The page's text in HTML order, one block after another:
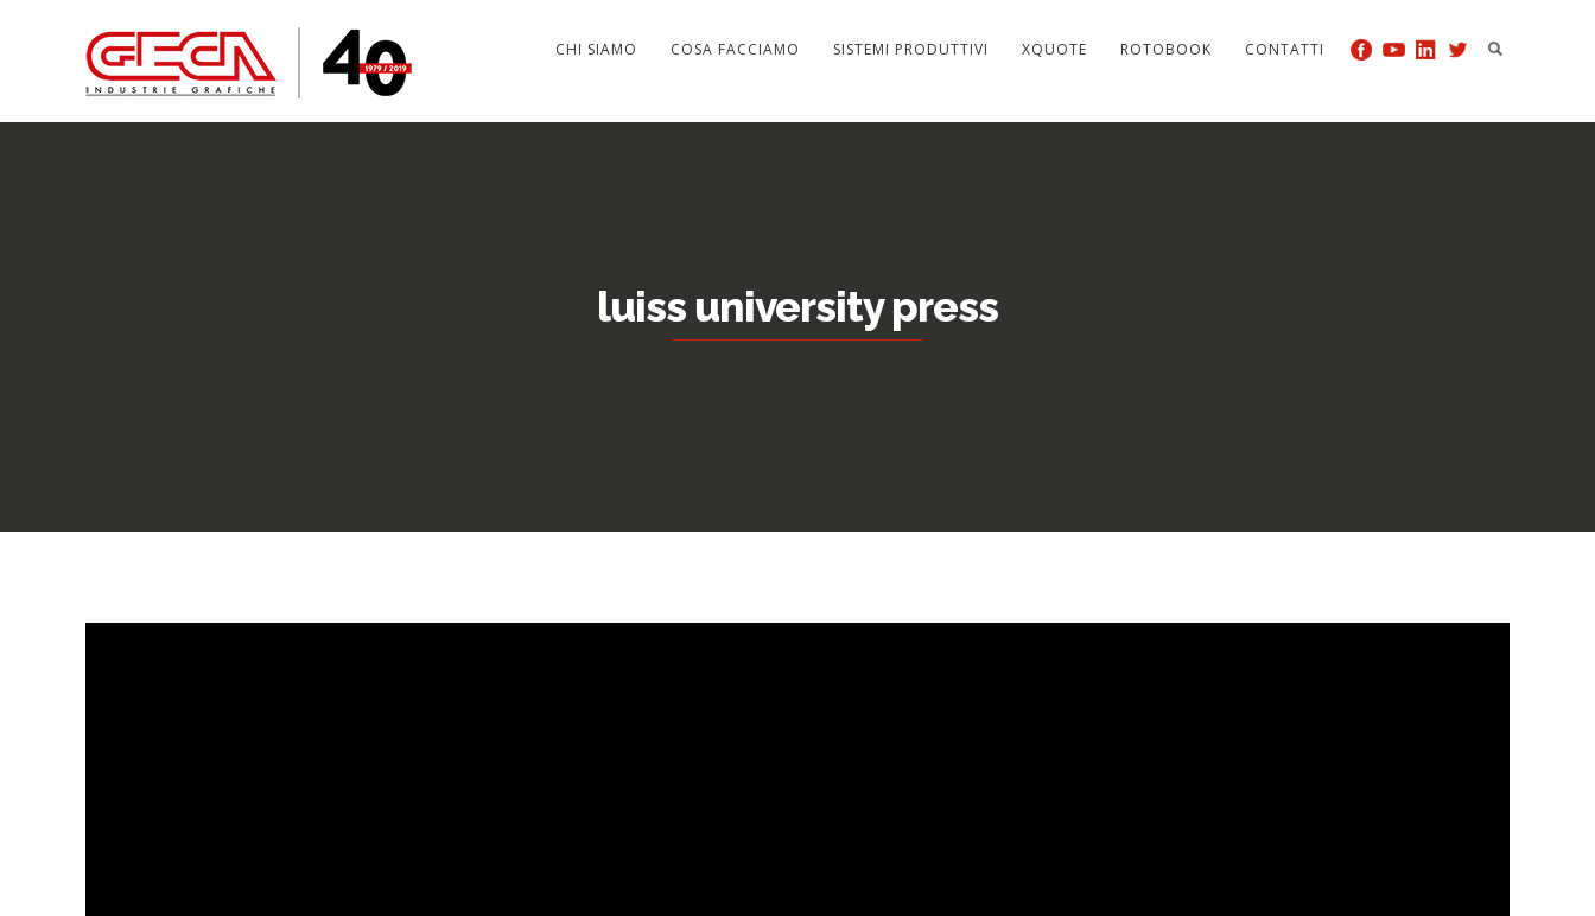
CHI SIAMO COSA FACCIAMO SISTEMI PRODUTTIVI XQUOTE ROTOBOOK CONTATTI
luiss university press